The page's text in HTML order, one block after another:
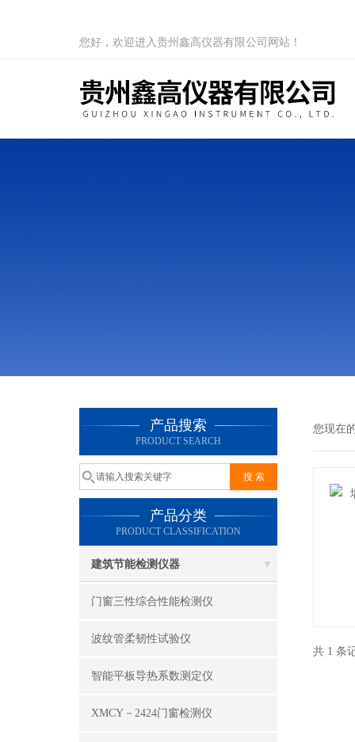
您好，欢迎进入贵州鑫高仪器有限公司网站！
产品搜索
PRODUCT SEARCH
产品分类
PRODUCT CLASSIFICATION
建筑节能检测仪器
门窗三性综合性能检测仪
波纹管柔韧性试验仪
智能平板导热系数测定仪
XMCY－2424门窗检测仪
您现在
共 1 条